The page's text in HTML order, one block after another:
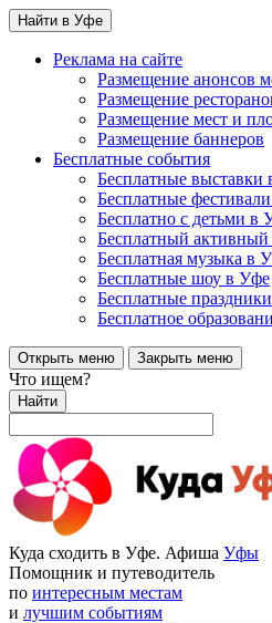
Найти в Уфе
Реклама на сайте
Размещение анонсов
Размещение
Размещение мест и
Размещение баннеров
Бесплатные события
Бесплатные выставки
Бесплатные
Бесплатно с детьми в
Бесплатный
Бесплатная музыка в
Бесплатные шоу в Уфе
Бесплатные
Бесплатное
Открыть меню Закрыть меню
Что ищем?
Найти
Куда сходить в Уфе. Афиша Уфы
Помощник и путеводитель
по интересным местам
и лучшим событиям